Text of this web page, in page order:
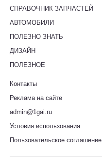
СПРАВОЧНИК ЗАПЧАСТЕЙ
АВТОМОБИЛИ
ПОЛЕЗНО ЗНАТЬ
ДИЗАЙН
ПОЛЕЗНОЕ
Контакты
Реклама на сайте
admin@1gai.ru
Условия использования
Пользовательское соглашение